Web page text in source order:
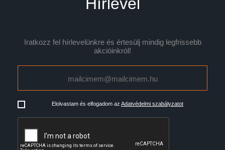
Iratkozz fel hírlevelünkre és értesülj mindig legfrissebb
akcióinkról!
Elolvastam és elfogadom az Adatvédelmi szabályzatot